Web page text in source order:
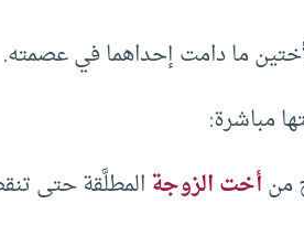
ما دامت إحداهما في عصمته.
مباشرة:
منأخت الزوجةالمطلَّقة حتى